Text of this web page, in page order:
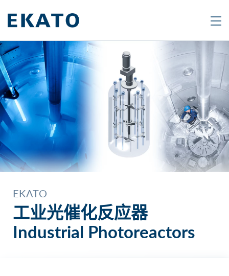
Search
Are
you
looking
for
a
specific
product
or
topic?
Type
in
the
EKATO
工业光催化反应器
Industrial Photoreactors